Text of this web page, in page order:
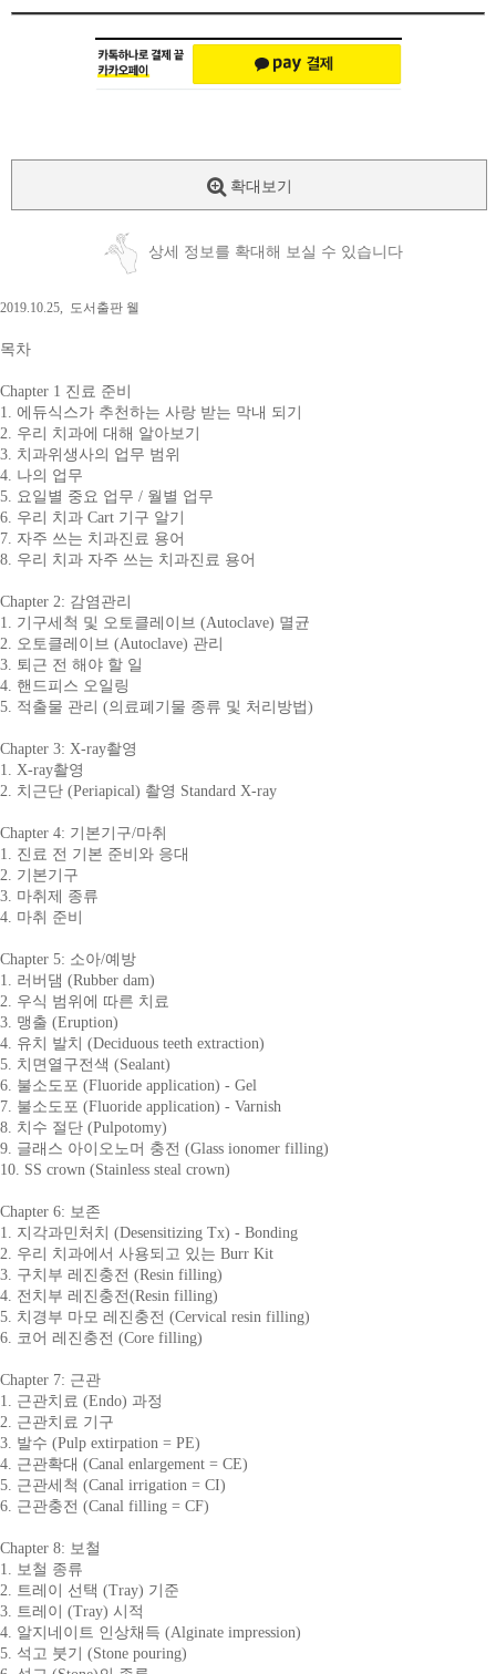
확대보기
상세 정보를 확대해 보실 수 있습니다
2019.10.25, 도서출판 웰
목차
Chapter 1 진료 준비
1. 에듀식스가 추천하는 사랑 받는 막내 되기
2. 우리 치과에 대해 알아보기
3. 치과위생사의 업무 범위
4. 나의 업무
5. 요일별 중요 업무 / 월별 업무
6. 우리 치과 Cart 기구 알기
7. 자주 쓰는 치과진료 용어
8. 우리 치과 자주 쓰는 치과진료 용어
Chapter 2: 감염관리
1. 기구세척 및 오토클레이브 (Autoclave) 멸균
2. 오토클레이브 (Autoclave) 관리
3. 퇴근 전 해야 할 일
4. 핸드피스 오일링
5. 적출물 관리 (의료폐기물 종류 및 처리방법)
Chapter 3: X-ray촬영
1. X-ray촬영
2. 치근단 (Periapical) 촬영 Standard X-ray
Chapter 4: 기본기구/마취
1. 진료 전 기본 준비와 응대
2. 기본기구
3. 마취제 종류
4. 마취 준비
Chapter 5: 소아/예방
1. 러버댐 (Rubber dam)
2. 우식 범위에 따른 치료
3. 맹출 (Eruption)
4. 유치 발치 (Deciduous teeth extraction)
5. 치면열구전색 (Sealant)
6. 불소도포 (Fluoride application) - Gel
7. 불소도포 (Fluoride application) - Varnish
8. 치수 절단 (Pulpotomy)
9. 글래스 아이오노머 충전 (Glass ionomer filling)
10. SS crown (Stainless steal crown)
Chapter 6: 보존
1. 지각과민처치 (Desensitizing Tx) - Bonding
2. 우리 치과에서 사용되고 있는 Burr Kit
3. 구치부 레진충전 (Resin filling)
4. 전치부 레진충전(Resin filling)
5. 치경부 마모 레진충전 (Cervical resin filling)
6. 코어 레진충전 (Core filling)
Chapter 7: 근관
1. 근관치료 (Endo) 과정
2. 근관치료 기구
3. 발수 (Pulp extirpation = PE)
4. 근관확대 (Canal enlargement = CE)
5. 근관세척 (Canal irrigation = CI)
6. 근관충전 (Canal filling = CF)
Chapter 8: 보철
1. 보철 종류
2. 트레이 선택 (Tray) 기준
3. 트레이 (Tray) 시적
4. 알지네이트 인상채득 (Alginate impression)
5. 석고 붓기 (Stone pouring)